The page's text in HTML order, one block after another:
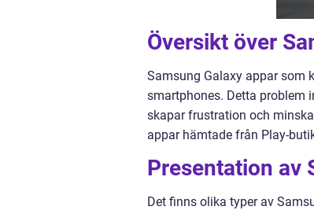
Översikt över
Samsung Galaxy appar som
smartphones. Detta problem
skapar frustration och
appar hämtade från Play-
Presentation av
Det finns olika typer av